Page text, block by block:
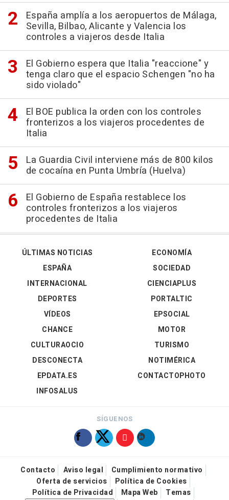
España amplía a los aeropuertos de Málaga,
Sevilla, Bilbao, Alicante y Valencia los
controles a viajeros desde Italia
El Gobierno espera que Italia "reaccione" y
tenga claro que el espacio Schengen "no ha
sido violado"
El BOE publica la orden con los controles
fronterizos a los viajeros procedentes de
Italia
La Guardia Civil interviene más de 800 kilos
de cocaína en Punta Umbría (Huelva)
El Gobierno de España restablece los
controles fronterizos a los viajeros
procedentes de Italia
ÚLTIMAS NOTICIAS
ESPAÑA
INTERNACIONAL
DEPORTES
VÍDEOS
ECONOMÍA
SOCIEDAD
CIENCIAPLUS
PORTALTIC
EPSOCIAL
CHANCE
CULTURAOCIO
DESCONECTA
EPDATA.ES
INFOSALUS
MOTOR
TURISMO
NOTIMÉRICA
CONTACTOPHOTO
SÍGUENOS
Contacto Aviso legal
Cumplimiento normativo
Oferta de servicios
Política de Cookies
Política de Privacidad
Mapa Web
Temas